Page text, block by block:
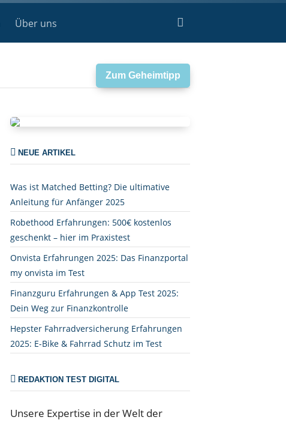
Über uns
Zum Geheimtipp
NEUE ARTIKEL
Was ist Matched Betting? Die ultimative
Anleitung für Anfänger 2025
Robethood Erfahrungen: 500€ kostenlos
geschenkt – hier im Praxistest
Onvista Erfahrungen 2025: Das Finanzportal
my onvista im Test
Finanzguru Erfahrungen & App Test 2025:
Dein Weg zur Finanzkontrolle
Hepster Fahrradversicherung Erfahrungen
2025: E-Bike & Fahrrad Schutz im Test
REDAKTION TEST DIGITAL
Unsere Expertise in der Welt der